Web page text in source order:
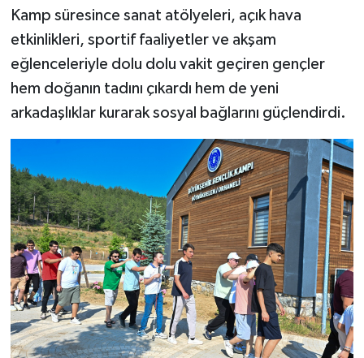
Kamp süresince sanat atölyeleri, açık hava
etkinlikleri, sportif faaliyetler ve akşam
eğlenceleriyle dolu dolu vakit geçiren gençler
hem doğanın tadını çıkardı hem de yeni
arkadaşlıklar kurarak sosyal bağlarını güçlendirdi.